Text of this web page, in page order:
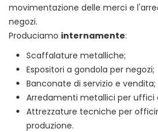
movimentazione delle merci e
negozi.
Produciamo internamente:
Scaffalature metalliche;
Espositori a gondola per negozi;
Banconate di servizio e vendita;
Arredamenti metallici per uffici
Attrezzature tecniche per
produzione.